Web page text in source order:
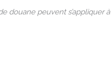
douane peuvent s’appliquer à